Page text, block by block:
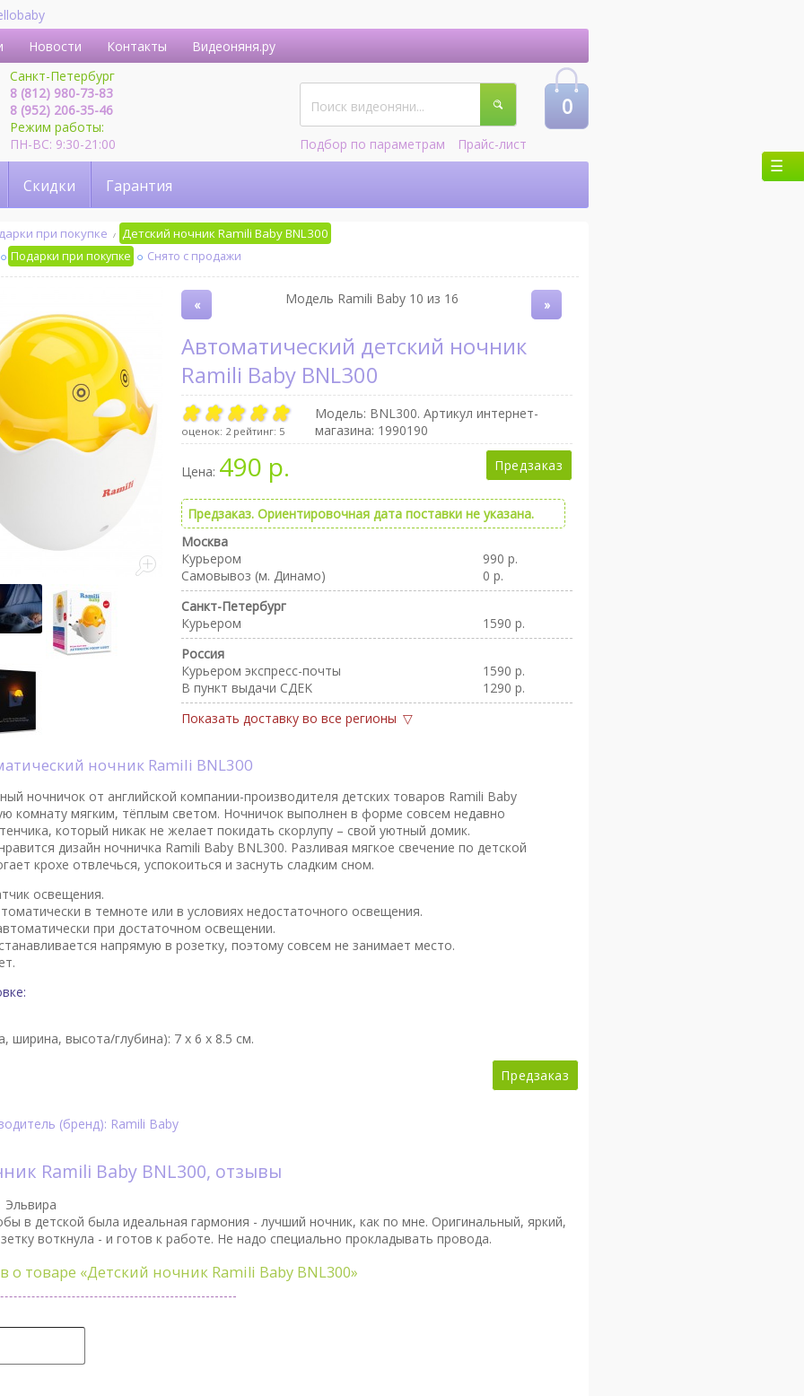
Новости Контакты
Видеоняня.ру
Санкт-Петербург
8 (812) 980-73-83
8 (952) 206-35-46
Режим работы:
ПН-ВС: 9:30-21:00
Подбор по параметрам Прайс-лист
0
Скидки Гарантия
при покупке Детский ночник Ramili Baby BNL300
Подарки при покупке Снято с продажи
« Модель Ramili Baby 10 из 16 »
Автоматический детский ночник
Ramili Baby BNL300
оценок: 2 рейтинг: 5
Модель: BNL300. Артикул интернет-
магазина: 1990190
Цена: 490 р. Предзаказ
Предзаказ. Ориентировочная дата поставки не указана.
Москва
Курьером
990 р.
Самовывоз (м. Динамо)
0 р.
Санкт-Петербург
Курьером
1590 р.
Россия
Курьером экспресс-почты
1590 р.
В пункт выдачи CДEK
1290 р.
Показать доставку во все регионы
ночник Ramili BNL300
ночничок от английской компании-производителя детских товаров Ramili Baby
комнату мягким, тёплым светом. Ночничок выполнен в форме совсем недавно
который никак не желает покидать скорлупу – свой уютный домик.
дизайн ночничка Ramili Baby BNL300. Разливая мягкое свечение по детской
крохе отвлечься, успокоиться и заснуть сладким сном.
освещения.
в темноте или в условиях недостаточного освещения.
при достаточном освещении.
напрямую в розетку, поэтому совсем не занимает место.
ширина, высота/глубина): 7 x 6 x 8.5 см.
Предзаказ
(бренд): Ramili Baby
Ramili Baby BNL300, отзывы
Эльвира
в детской была идеальная гармония - лучший ночник, как по мне. Оригинальный, яркий,
воткнула - и готов к работе. Не надо специально прокладывать провода.
о товаре «Детский ночник Ramili Baby BNL300»